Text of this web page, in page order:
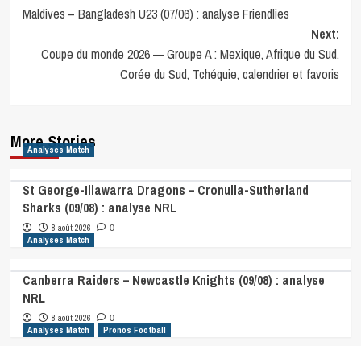
navigation
Maldives – Bangladesh U23 (07/06) : analyse Friendlies
Next:
Coupe du monde 2026 — Groupe A : Mexique, Afrique du Sud,
Corée du Sud, Tchéquie, calendrier et favoris
More Stories
Analyses Match
St George-Illawarra Dragons – Cronulla-Sutherland
Sharks (09/08) : analyse NRL
8 août 2026 0
Analyses Match
Canberra Raiders – Newcastle Knights (09/08) : analyse
NRL
8 août 2026 0
Analyses Match Pronos Football